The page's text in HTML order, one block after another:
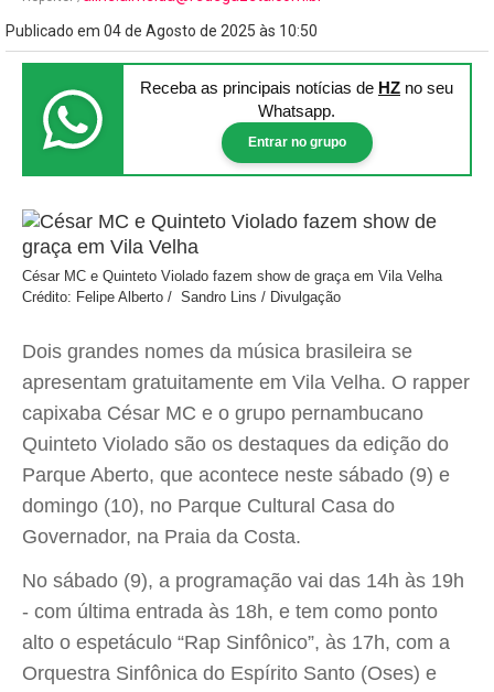
Publicado em 04 de Agosto de 2025 às 10:50
Receba as principais notícias de HZ no seu
Whatsapp.
Entrar no grupo
César MC e Quinteto Violado fazem show de graça em Vila Velha
Crédito: Felipe Alberto / Sandro Lins / Divulgação
Dois grandes nomes da música brasileira se
apresentam gratuitamente em Vila Velha. O rapper
capixaba César MC e o grupo pernambucano
Quinteto Violado são os destaques da edição do
Parque Aberto, que acontece neste sábado (9) e
domingo (10), no Parque Cultural Casa do
Governador, na Praia da Costa.
No sábado (9), a programação vai das 14h às 19h
- com última entrada às 18h, e tem como ponto
alto o espetáculo “Rap Sinfônico”, às 17h, com a
Orquestra Sinfônica do Espírito Santo (Oses) e